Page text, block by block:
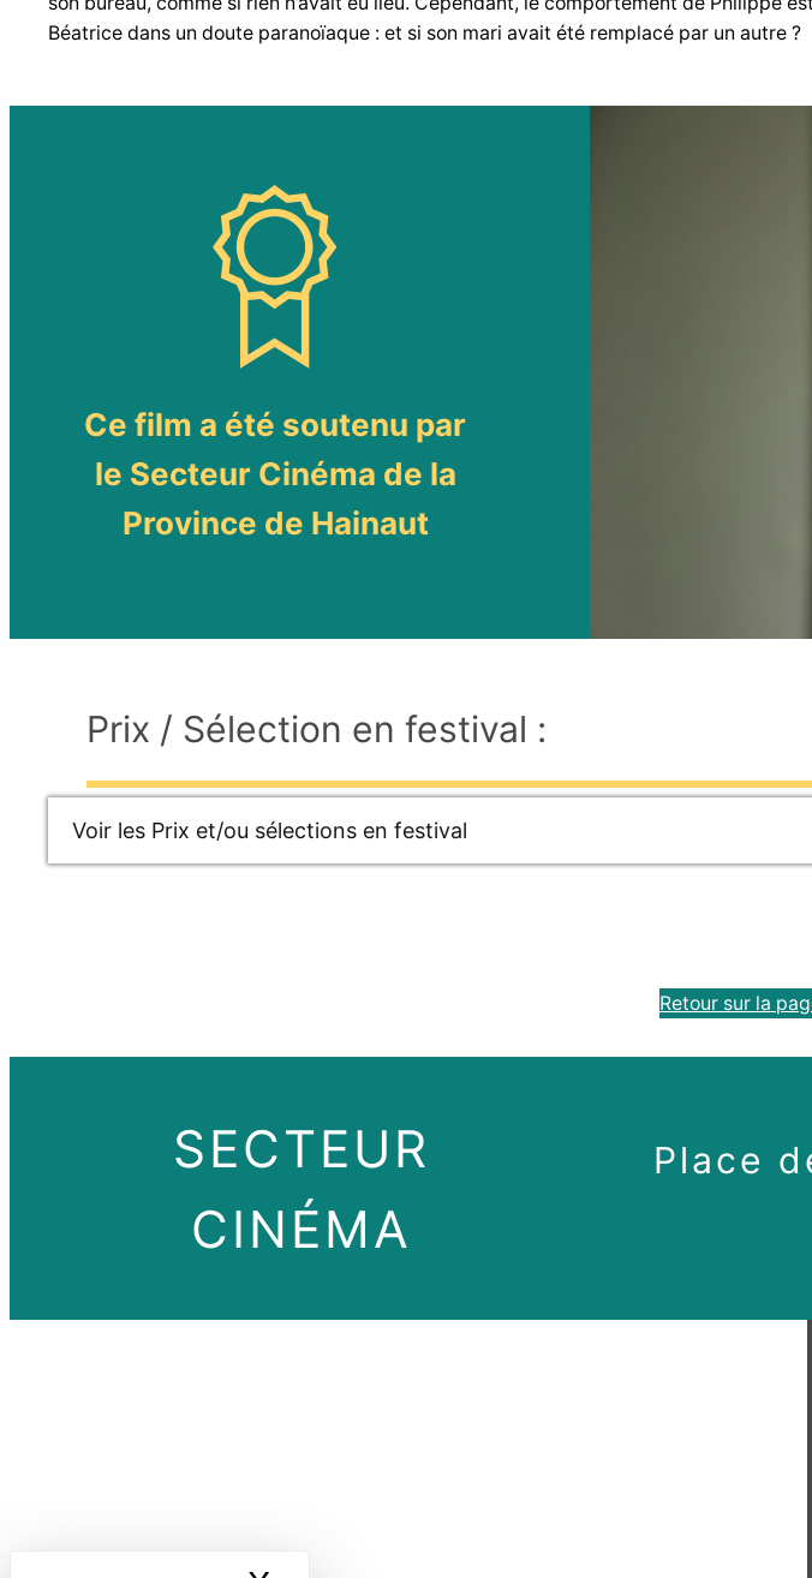
Béatrice dans un doute paranoïaque : et si son mari avait été remplacé par un autre ?
Ce film a été soutenu par
le Secteur Cinéma de la
Province de Hainaut
Prix / Sélection en festival :
Voir les Prix et/ou sélections en festival
Retour sur la
SECTEUR
CINÉMA
Place